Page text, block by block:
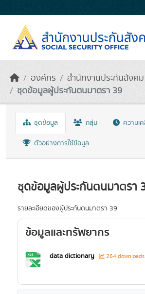
องค์กร
สำนักงานประกันสังคม
ชุดข้อมูลผู้ประกันตนมาตรา 39
ชุดข้อมูล กลุ่ม ความเ
ตัวอย่างการใช้ข้อมูล
ชุดข้อมูลผู้ประกันตนมาตรา
รายละเอียดของผู้ประกันตนมาตรา 39
ข้อมูลและทรัพยากร
data dictionary 264 downloads